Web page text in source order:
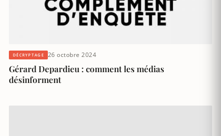
DÉCRYPTAGE 26 octobre 2024
Gérard Depardieu : comment les médias
désinforment